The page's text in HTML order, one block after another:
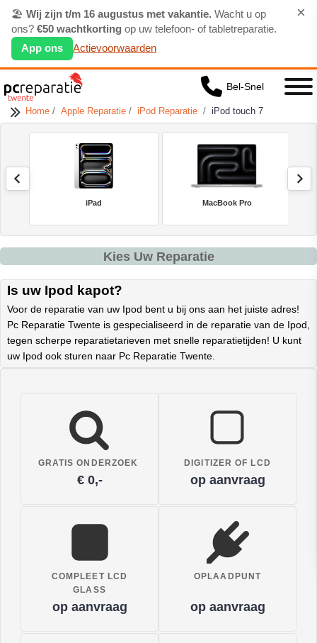
🏖️ Wij zijn t/m 16 augustus met vakantie. Wacht u op
ons? €50 wachtkorting op uw telefoon- of tabletreparatie.
App ons
Actievoorwaarden
×
Bel-Snel
Home / Apple Reparatie / iPod Reparatie / iPod touch 7
iPad MacBook Pro
Kies Uw Reparatie
Is uw Ipod kapot?
Voor de reparatie van uw Ipod bent u bij ons aan het juiste adres!
Pc Reparatie Twente is gespecialiseerd in de reparatie van de Ipod,
tegen scherpe reparatietarieven met snelle reparatietijden! U kunt
uw Ipod ook sturen naar Pc Reparatie Twente.
GRATIS ONDERZOEK
€ 0,-
DIGITIZER OF LCD
op aanvraag
COMPLEET LCD
GLASS
op aanvraag
OPLAADPUNT
op aanvraag